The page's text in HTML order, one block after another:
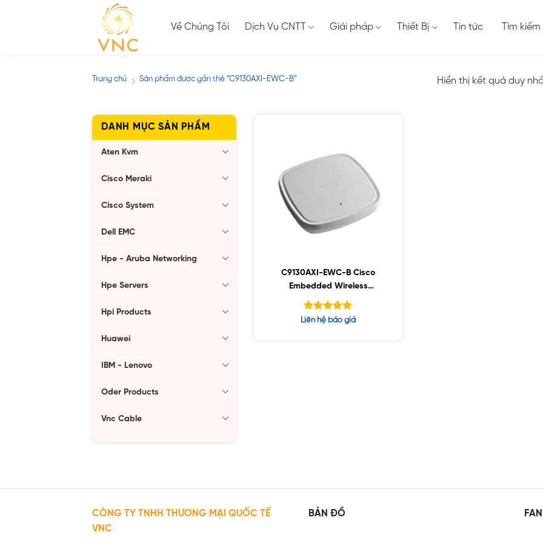
Về Chúng Tôi Dịch Vụ CNTT Giải pháp Thiết Bị Tin tức Tìm kiếm
Trang chủ / Sản phẩm được gắn thẻ “C9130AXI-EWC-B” Hiển thị kết quả duy
DANH MỤC SẢN PHẨM
Aten Kvm
Cisco Meraki
Cisco System
Dell EMC
Hpe - Aruba Networking
Hpe Servers
Hpi Products
Huawei
IBM - Lenovo
Oder Products
Vnc Cable
C9130AXI-EWC-B Cisco
Embedded Wireless
Controller
Được xếp
Liên hệ báo giá
CÔNG TY TNHH THƯƠNG MẠI QUỐC TẾ
VNC
BẢN ĐỒ